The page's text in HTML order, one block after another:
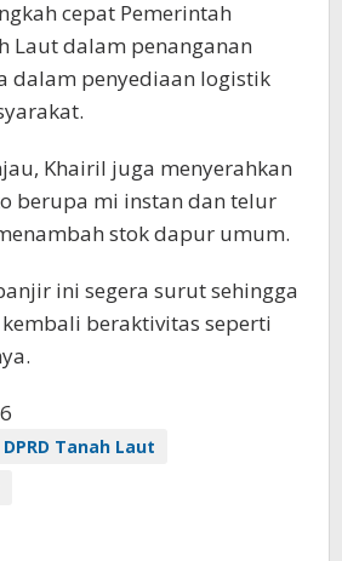
cepat Pemerintah
Laut dalam penanganan
dalam penyediaan logistik
Khairil juga menyerahkan
berupa mi instan dan telur
stok dapur umum.
ini segera surut sehingga
beraktivitas seperti
Tanah Laut